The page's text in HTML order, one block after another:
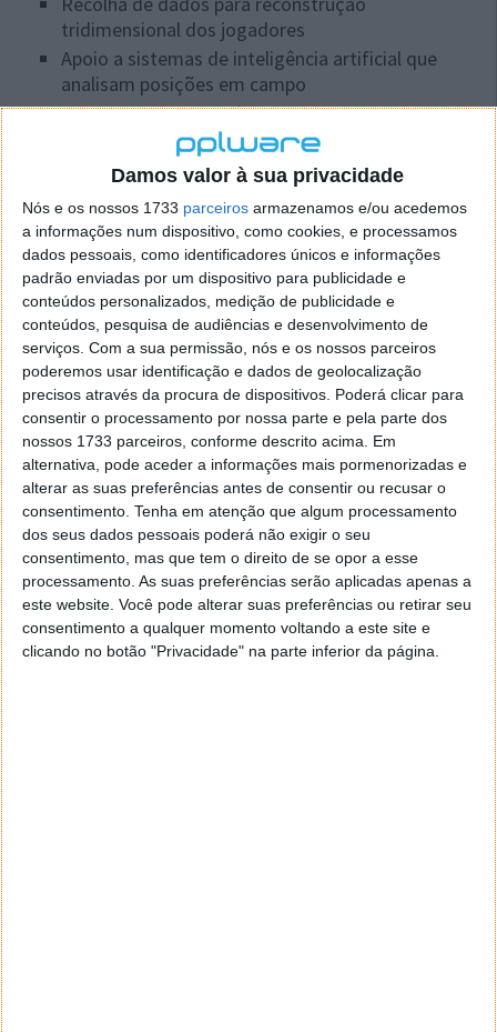
Damos valor à sua privacidade
Nós e os nossos 1733 parceiros armazenamos e/ou acedemos
a informações num dispositivo, como cookies, e processamos
dados pessoais, como identificadores únicos e informações
padrão enviadas por um dispositivo para publicidade e
conteúdos personalizados, medição de publicidade e
conteúdos, pesquisa de audiências e desenvolvimento de
serviços. Com a sua permissão, nós e os nossos parceiros
poderemos usar identificação e dados de geolocalização
precisos através da procura de dispositivos. Poderá clicar para
consentir o processamento por nossa parte e pela parte dos
nossos 1733 parceiros, conforme descrito acima. Em
alternativa, pode aceder a informações mais pormenorizadas e
alterar as suas preferências antes de consentir ou recusar o
consentimento. Tenha em atenção que algum processamento
dos seus dados pessoais poderá não exigir o seu
consentimento, mas que tem o direito de se opor a esse
processamento. As suas preferências serão aplicadas apenas a
este website. Você pode alterar suas preferências ou retirar seu
consentimento a qualquer momento voltando a este site e
clicando no botão "Privacidade" na parte inferior da página.
tridimensional dos jogadores
Apoio a sistemas de inteligência artificial que
analisam posições em campo
Identificação automática de momentos-chave,
como o passe no fora de jogo
Com dezenas de iPhones a trabalhar em conjunto, o
sistema consegue criar uma representação digital
precisa do jogo, reduzindo a margem de erro
humano.
Fora de jogo mais rápido e preciso
Uma das maiores críticas ao VAR tem sido o tempo
de decisão e a subjetividade em alguns lances.